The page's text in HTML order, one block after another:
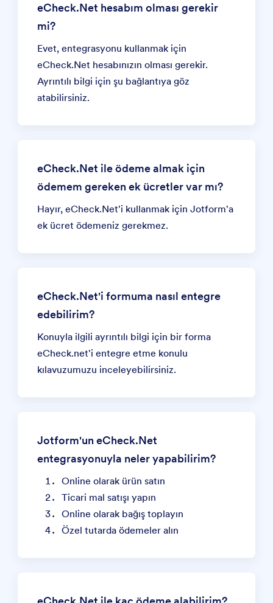
eCheck.Net hesabım olması gerekir
mi?
Evet, entegrasyonu kullanmak için
eCheck.Net hesabınızın olması gerekir.
Ayrıntılı bilgi içinşu bağlantıya göz
atabilirsiniz.
eCheck.Net ile ödeme almak için
ödemem gereken ek ücretler var mı?
Hayır, eCheck.Net'i kullanmak için Jotform'a
ek ücret ödemeniz gerekmez.
eCheck.Net'i formuma nasıl entegre
edebilirim?
Konuyla ilgili ayrıntılı bilgi için bir forma
eCheck.net'i entegre etme konulu
kılavuzumuzu inceleyebilirsiniz.
Jotform'un eCheck.Net
entegrasyonuyla neler yapabilirim?
Online olarak ürün satın
Ticari mal satışı yapın
Online olarak bağış toplayın
Özel tutarda ödemeler alın